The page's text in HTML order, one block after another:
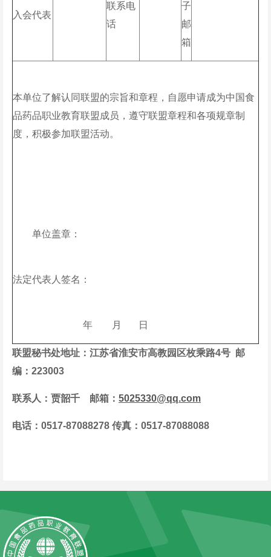
入会代表
联系电
话
子
邮
箱
本单位了解认同联盟的宗旨和章程，自愿申请成为中国食
品药品职业教育联盟成员，遵守联盟章程和各项规章制
度，积极参加联盟活动。
单位盖章：
法定代表人签名：
年 月 日
联盟秘书处地址： 江苏省淮安市高教园区枚乘路4号 邮
编： 223003
联系人： 贾韶千 邮箱： 5025330@qq.com
电话： 0517-87088278 传真： 0517-87088088